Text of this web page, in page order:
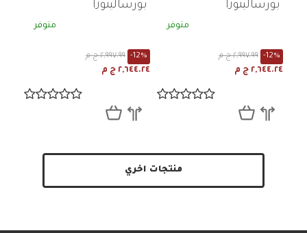
متوفر
٢,٩٩٧.٩٩ ج م -12%
٢,٦٤٤.٢٤ ج م
متوفر
٢,٩٩٧.٩٩ ج م -12%
٢,٦٤٤.٢٤ ج م
منتجات اخري